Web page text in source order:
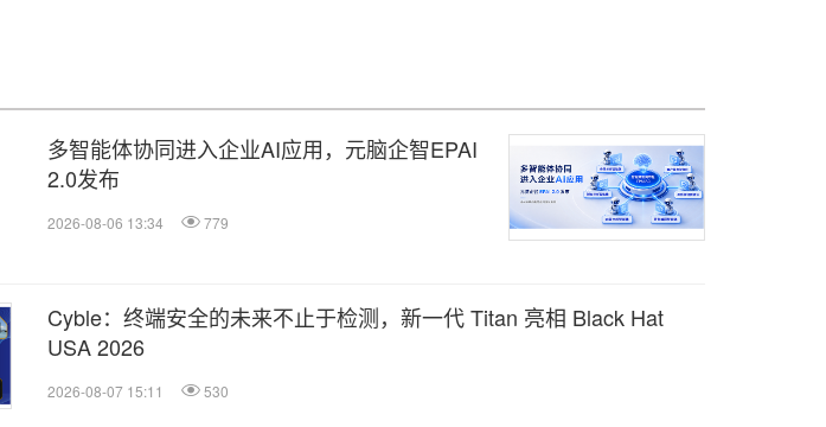
多智能体协同进入企业AI应用，元脑企智EPAI
2.0发布
2026-08-06 13:34 779
Cyble：终端安全的未来不止于检测，新一代 Titan 亮相 Black Hat
USA 2026
2026-08-07 15:11 530